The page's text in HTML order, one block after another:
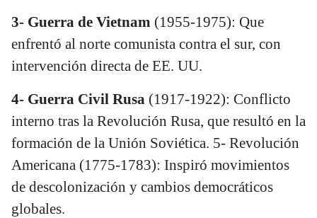
3- Guerra de Vietnam (1955-1975): Que
enfrentó al norte comunista contra el sur, con
intervención directa de EE. UU.
4- Guerra Civil Rusa (1917-1922): Conflicto
interno tras la Revolución Rusa, que resultó en la
formación de la Unión Soviética. 5- Revolución
Americana (1775-1783): Inspiró movimientos
de descolonización y cambios democráticos
globales.